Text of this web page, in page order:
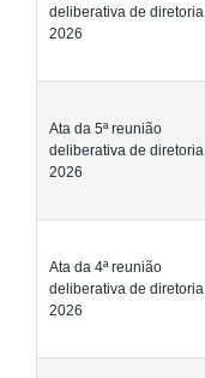
deliberativa de diretoria
2026
Ata da 5ª reunião
deliberativa de diretoria
2026
Ata da 4ª reunião
deliberativa de diretoria
2026